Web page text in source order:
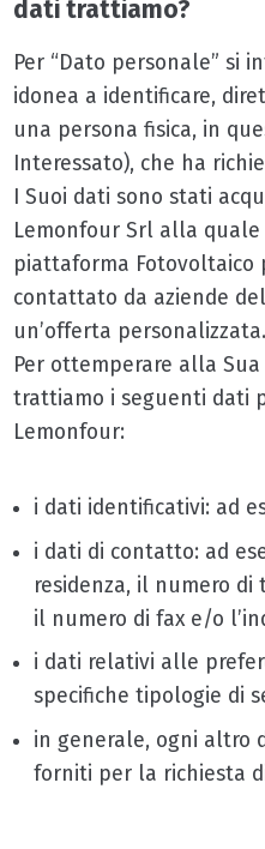
dati trattiamo?
Per “Dato personale” si
idonea a identificare,
una persona fisica, in
Interessato), che ha
I Suoi dati sono stati
Lemonfour Srl alla
piattaforma Fotovoltaico
contattato da aziende
un’offerta personalizzata.
Per ottemperare alla
trattiamo i seguenti dati
Lemonfour:
i dati identificativi: ad
i dati di contatto: ad
residenza, il numero
il numero di fax e/o
i dati relativi alle
specifiche tipologie di
in generale, ogni altro
forniti per la richiesta